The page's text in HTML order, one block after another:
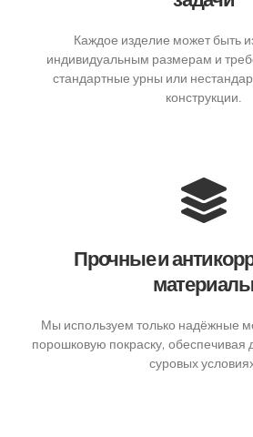
Каждое изделие может быть
индивидуальным размерам и
стандартные урны или
конструкции.
Прочные и
Мы используем только надёжные
порошковую покраску, обеспечивая
суровых